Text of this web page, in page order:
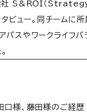
会社 S&ROI（
ー。同チームに所
パスやワークライフバ
様、藤田様のご経歴